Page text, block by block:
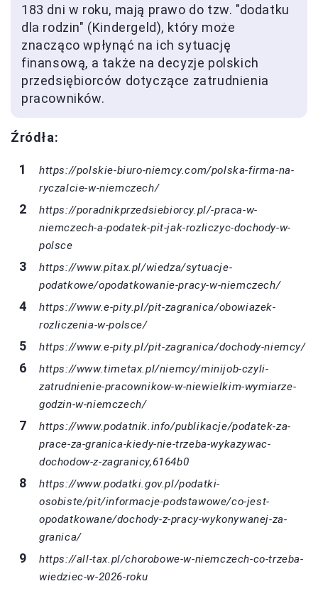
183 dni w roku, mają prawo do tzw. "dodatku
dla rodzin" (Kindergeld), który może
znacząco wpłynąć na ich sytuację
finansową, a także na decyzje polskich
przedsiębiorców dotyczące zatrudnienia
pracowników.
Źródła:
https://polskie-biuro-niemcy.com/polska-firma-na-
ryczalcie-w-niemczech/
https://poradnikprzedsiebiorcy.pl/-praca-w-
niemczech-a-podatek-pit-jak-rozliczyc-dochody-w-
polsce
https://www.pitax.pl/wiedza/sytuacje-
podatkowe/opodatkowanie-pracy-w-niemczech/
https://www.e-pity.pl/pit-zagranica/obowiazek-
rozliczenia-w-polsce/
https://www.e-pity.pl/pit-zagranica/dochody-niemcy/
https://www.timetax.pl/niemcy/minijob-czyli-
zatrudnienie-pracownikow-w-niewielkim-wymiarze-
godzin-w-niemczech/
https://www.podatnik.info/publikacje/podatek-za-
prace-za-granica-kiedy-nie-trzeba-wykazywac-
dochodow-z-zagranicy,6164b0
https://www.podatki.gov.pl/podatki-
osobiste/pit/informacje-podstawowe/co-jest-
opodatkowane/dochody-z-pracy-wykonywanej-za-
granica/
https://all-tax.pl/chorobowe-w-niemczech-co-trzeba-
wiedziec-w-2026-roku